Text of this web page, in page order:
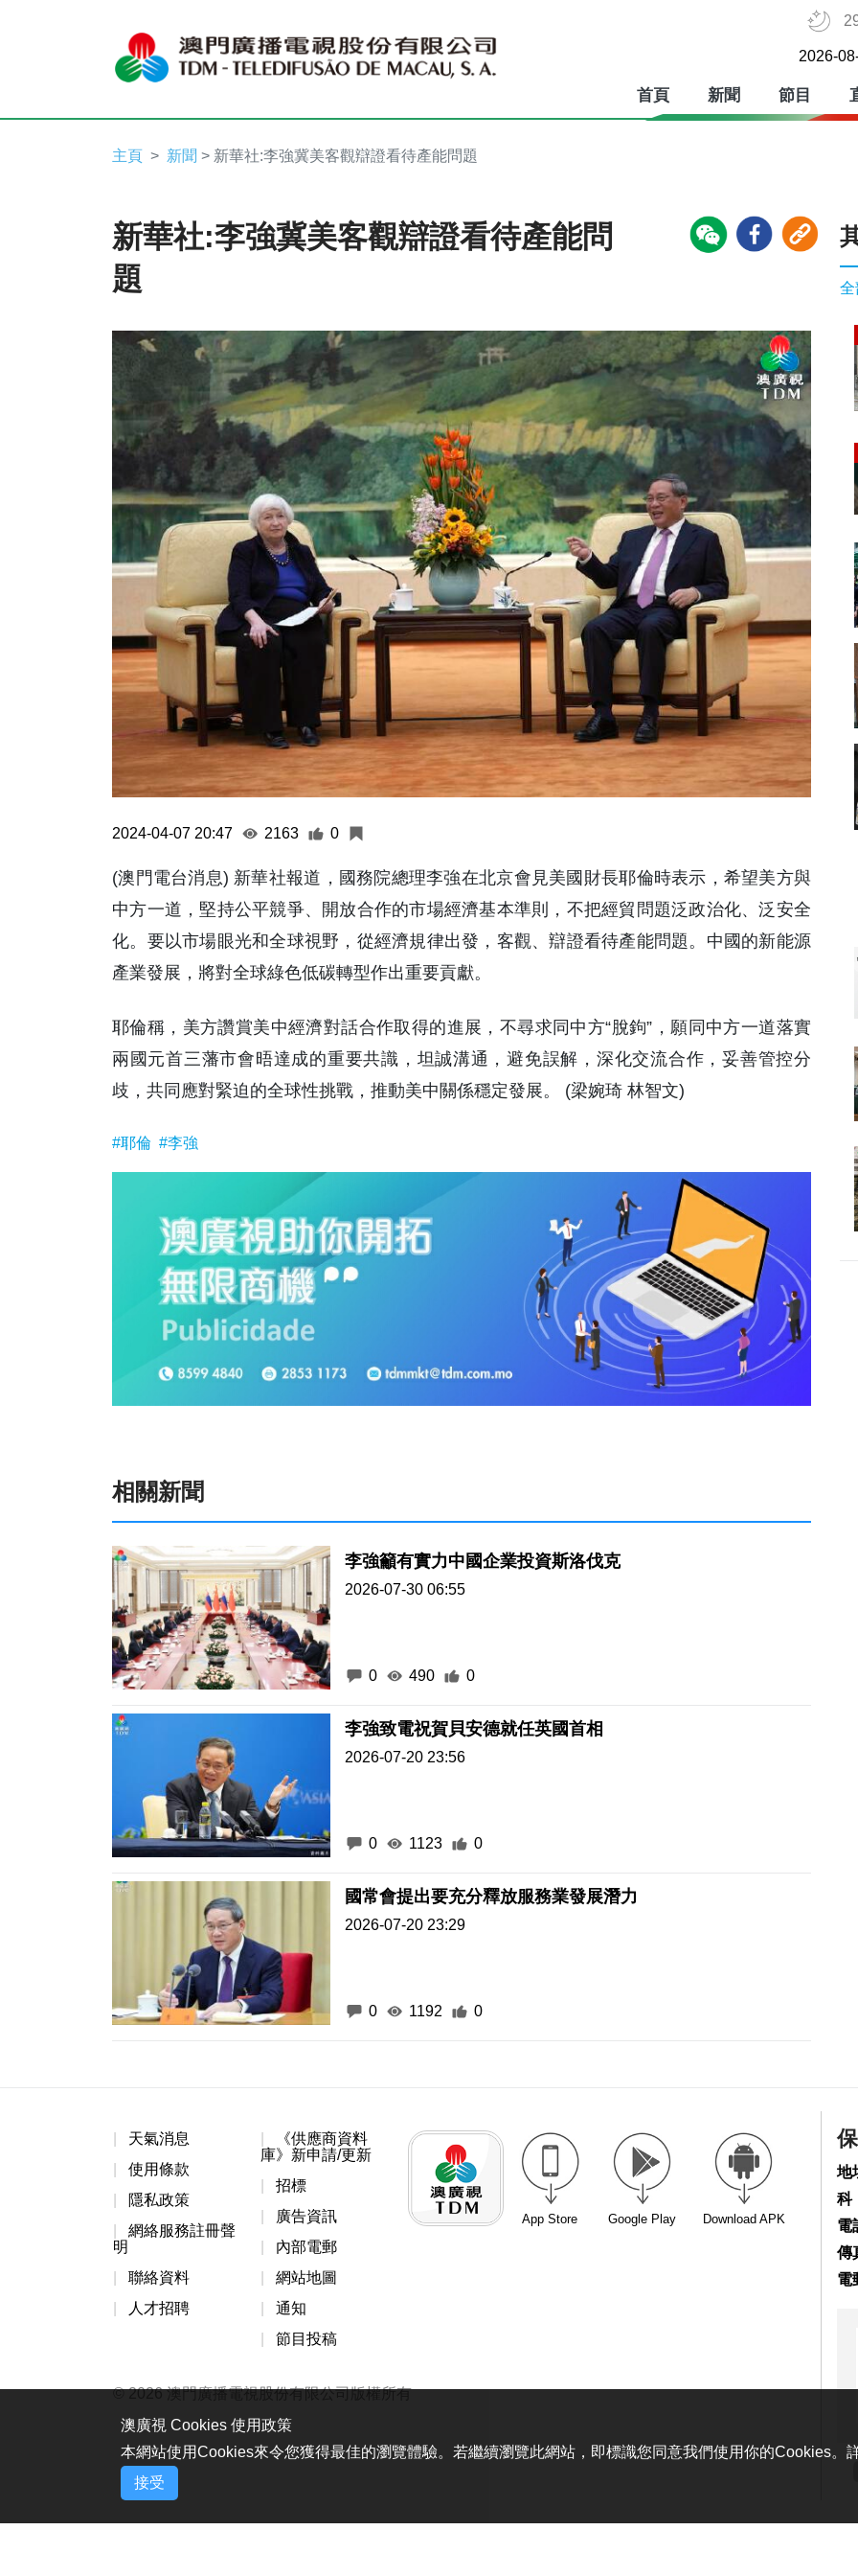
2026-
首頁 新聞 節目
主頁 新聞 > 新華社:李強冀美客觀辯證看待產能問題
新華社:李強冀美客觀辯證看待產能問
題
2024-04-07 20:47 2163 0
(澳門電台消息) 新華社報道，國務院總理李強在北京會見美國財長耶倫時表示，希望美方與
中方一道，堅持公平競爭、開放合作的市場經濟基本準則，不把經貿問題泛政治化、泛安全
化。要以市場眼光和全球視野，從經濟規律出發，客觀、辯證看待產能問題。中國的新能源
產業發展，將對全球綠色低碳轉型作出重要貢獻。
耶倫稱，美方讚賞美中經濟對話合作取得的進展，不尋求同中方“脫鉤”，願同中方一道落實
兩國元首三藩市會晤達成的重要共識，坦誠溝通，避免誤解，深化交流合作，妥善管控分
歧，共同應對緊迫的全球性挑戰，推動美中關係穩定發展。 (梁婉琦 林智文)
#耶倫 #李強
相關新聞
李強籲有實力中國企業投資斯洛伐克
2026-07-30 06:55
0 490 0
李強致電祝賀貝安德就任英國首相
2026-07-20 23:56
0 1123 0
國常會提出要充分釋放服務業發展潛力
2026-07-20 23:29
0 1192 0
全
天氣消息
使用條款
隱私政策
網絡服務註冊聲
明
聯絡資料
人才招聘
《供應商資料
庫》新申請/更新
招標
廣告資訊
內部電郵
網站地圖
通知
節目投稿
App Store Google Play Download APK
© 2026 澳門廣播電視股份有限公司版權所有
地
科
電
傳
電
澳廣視 Cookies 使用政策
本網站使用Cookies來令您獲得最佳的瀏覽體驗。若繼續瀏覽此網站，即標識您同意我們使用你的Cookies。
接受